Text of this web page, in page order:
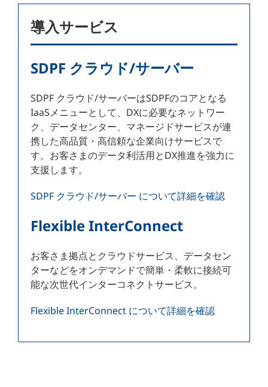
導入サービス
SDPF クラウド/サーバー
SDPF クラウド/サーバーはSDPFのコアとなる
IaaSメニューとして、DXに必要なネットワー
ク、データセンター、マネージドサービスが連
携した高品質・高信頼な企業向けサービスで
す。お客さまのデータ利活用とDX推進を強力に
支援します。
SDPF クラウド/サーバー について詳細を確認
Flexible InterConnect
お客さま拠点とクラウドサービス、データセン
ターなどをオンデマンドで簡単・柔軟に接続可
能な次世代インターコネクトサービス。
Flexible InterConnect について詳細を確認